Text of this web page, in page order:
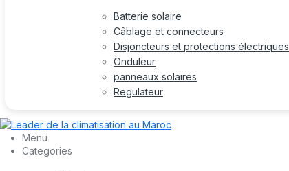
Batterie solaire
Câblage et connecteurs
Disjoncteurs et protections électriques
Onduleur
panneaux solaires
Regulateur
Menu
Categories